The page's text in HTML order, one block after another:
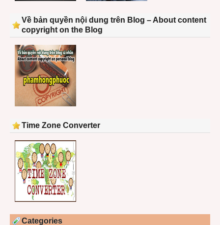
Về bản quyền nội dung trên Blog – About content
copyright on the Blog
Time Zone Converter
Categories